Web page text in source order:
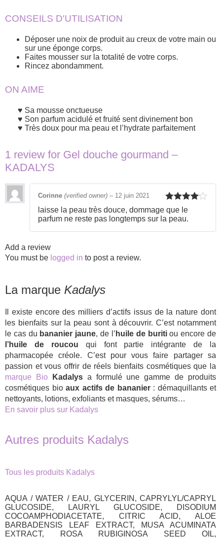
CONSEILS D'UTILISATION
Déposer une noix de produit au creux de votre main ou
sur une éponge corps.
Faites mousser sur la totalité de votre corps.
Rincez abondamment.
ON AIME
Sa mousse onctueuse
Son parfum acidulé et fruité sent divinement bon
Très doux pour ma peau et l’hydrate parfaitement
1 review for Gel douche gourmand –
KADALYS
Rated4
out of 5
Corinne (verified owner) – 12 juin 2021
laisse la peau très douce, dommage que le
parfum ne reste pas longtemps sur la peau.
Add a review
You must be logged in to post a review.
La marque Kadalys
Il existe encore des milliers d’actifs issus de la nature dont
les bienfaits sur la peau sont à découvrir. C’est notamment
le cas du bananier jaune, de l’ huile de buritiou encore de
l’huile de roucou qui font partie intégrante de la
pharmacopée créole. C’est pour vous faire partager sa
passion et vous offrir de réels bienfaits cosmétiques que la
marque Bio
Kadalysa formulé une gamme de produits
cosmétiques bio aux actifs de bananier: démaquillants et
nettoyants, lotions, exfoliants et masques, sérums…
En savoir plus sur Kadalys
Autres produits Kadalys
Tous les produits Kadalys
AQUA / WATER / EAU, GLYCERIN, CAPRYLYL/CAPRYL
GLUCOSIDE, LAURYL GLUCOSIDE, DISODIUM
COCOAMPHODIACETATE, CITRIC ACID, ALOE
BARBADENSIS LEAF EXTRACT, MUSA ACUMINATA
EXTRACT, ROSA RUBIGINOSA SEED OIL,